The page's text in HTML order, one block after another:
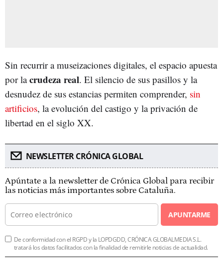
Sin recurrir a museizaciones digitales, el espacio apuesta
por lacrudeza real. El silencio de sus pasillos y la
desnudez de sus estancias permiten comprender, sin
artificios, la evolución del castigo y la privación de
libertad en el siglo XX.
NEWSLETTER CRÓNICA GLOBAL
Apúntate a la newsletter de Crónica Global para recibir
las noticias más importantes sobre Cataluña.
APUNTARME
De conformidad con el RGPD y la LOPDGDD, CRÓNICA GLOBALMEDIA S.L.
tratará los datos facilitados con la finalidad de remitirle noticias de actualidad.